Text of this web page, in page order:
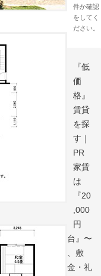
件か確認
をしてく
ださい。
『低
価
格』
賃貸
を探
す｜
PR
家賃
は
『20
,000
円
台』〜
、敷
金・礼